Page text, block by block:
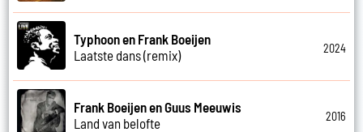
Typhoon en Frank Boeijen
Laatste dans (remix)
2024
Frank Boeijen en Guus Meeuwis
Land van belofte
2016